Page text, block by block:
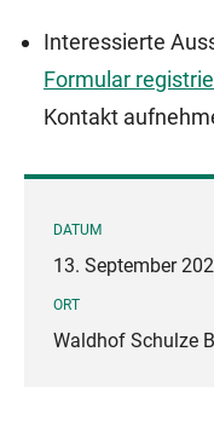
Interessierte
Formular
Kontakt
DATUM
13. September
ORT
Waldhof Schulze